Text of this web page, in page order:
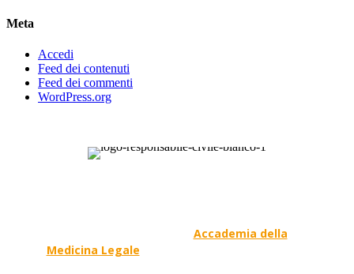
Meta
Accedi
Feed dei contenuti
Feed dei commenti
WordPress.org
Accademia della
Medicina Legale